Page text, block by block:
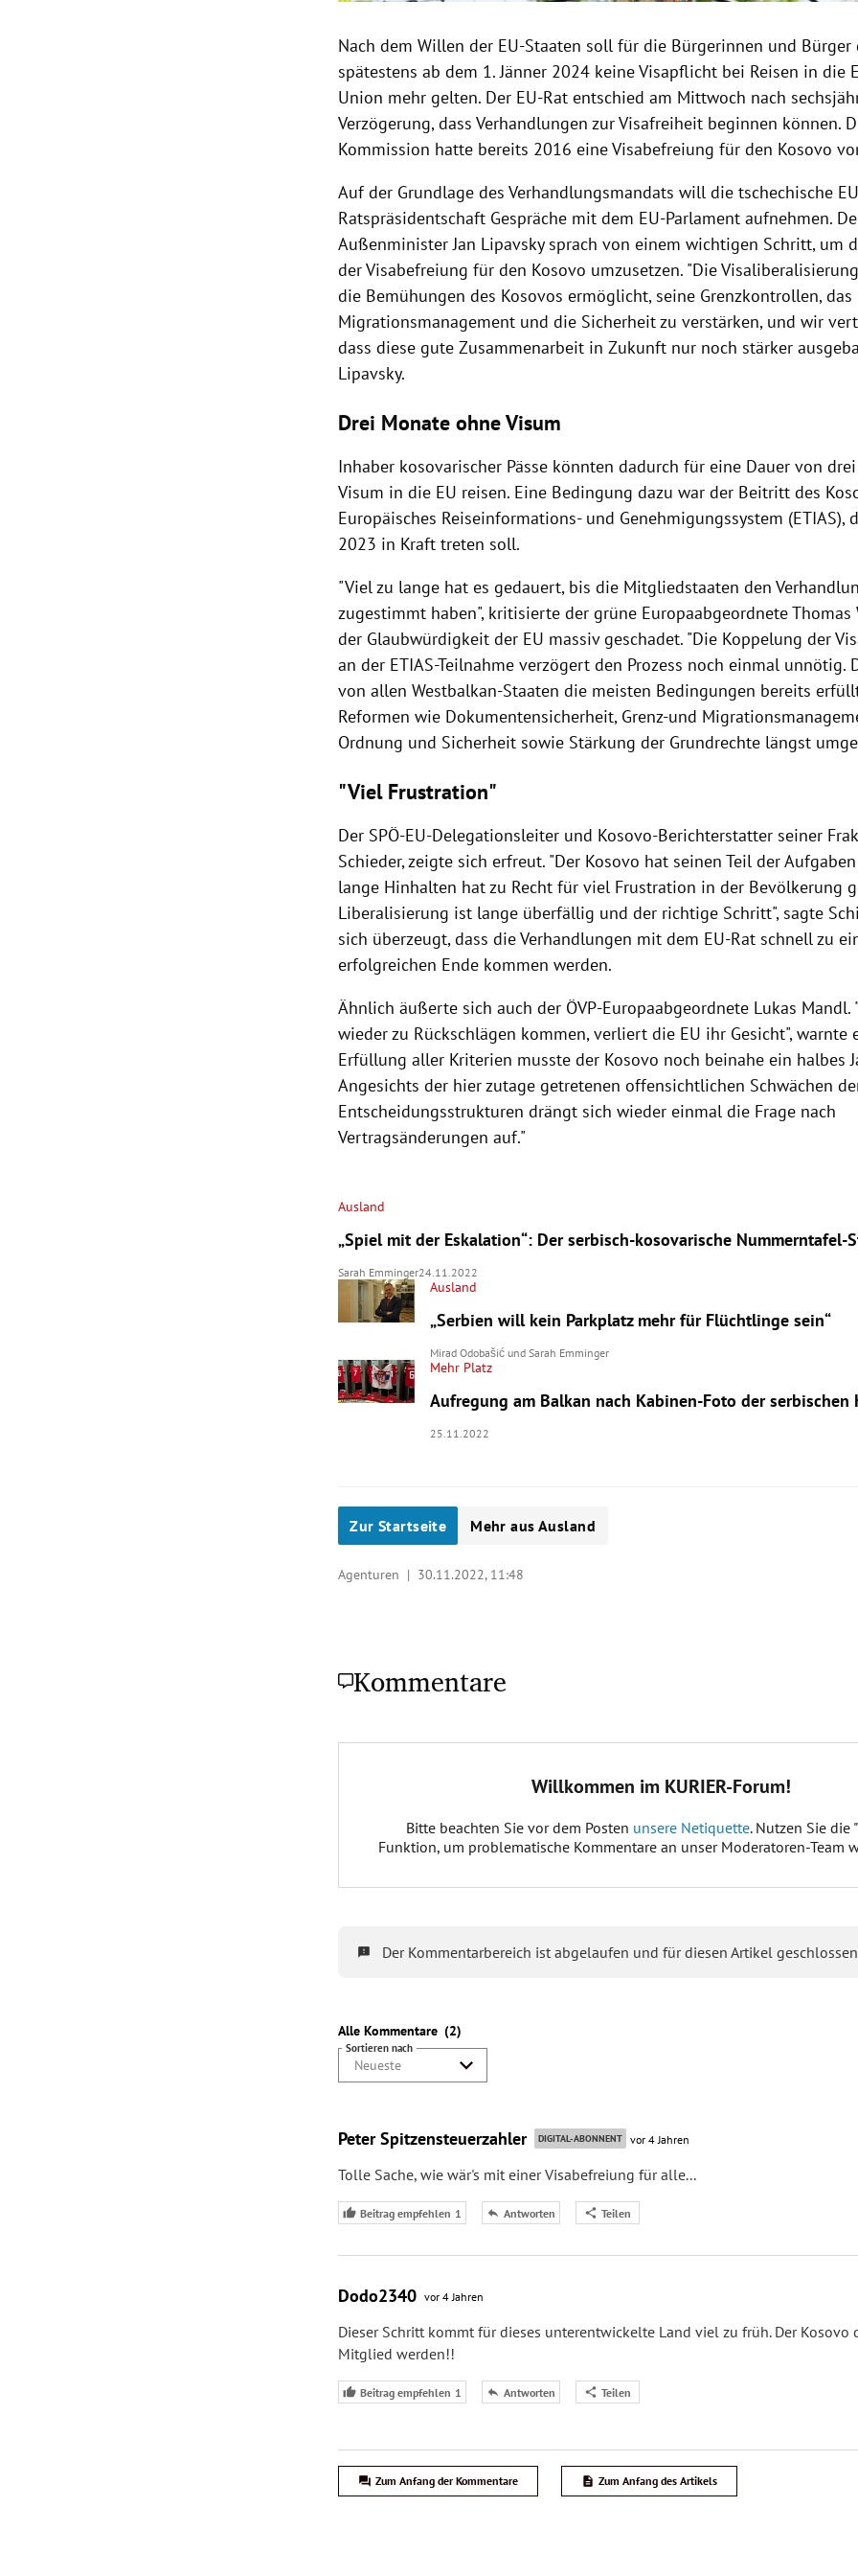
Nach dem Willen der EU-Staaten soll für die Bürgerinnen und Bürger
spätestens ab dem 1. Jänner 2024 keine Visapflicht bei Reisen in die
Union mehr gelten. Der EU-Rat entschied am Mittwoch nach
Verzögerung, dass Verhandlungen zur Visafreiheit beginnen können.
Kommission hatte bereits 2016 eine Visabefreiung für den Kosovo
Auf der Grundlage des Verhandlungsmandats will die tschechische
Ratspräsidentschaft Gespräche mit dem EU-Parlament aufnehmen.
Außenminister Jan Lipavsky sprach von einem wichtigen Schritt, um
der Visabefreiung für den Kosovo umzusetzen. "Die
die Bemühungen des Kosovos ermöglicht, seine Grenzkontrollen, das
Migrationsmanagement und die Sicherheit zu verstärken, und wir
dass diese gute Zusammenarbeit in Zukunft nur noch stärker
Lipavsky.
Drei Monate ohne Visum
Inhaber kosovarischer Pässe könnten dadurch für eine Dauer von
Visum in die EU reisen. Eine Bedingung dazu war der Beitritt des
Europäisches Reiseinformations- und Genehmigungssystem (ETIAS),
2023 in Kraft treten soll.
"Viel zu lange hat es gedauert, bis die Mitgliedstaaten den
zugestimmt haben", kritisierte der grüne Europaabgeordnete Thomas
der Glaubwürdigkeit der EU massiv geschadet. "Die Koppelung der
an der ETIAS-Teilnahme verzögert den Prozess noch einmal unnötig.
von allen Westbalkan-Staaten die meisten Bedingungen bereits
Reformen wie Dokumentensicherheit, Grenz-und
Ordnung und Sicherheit sowie Stärkung der Grundrechte längst
"Viel Frustration"
Der SPÖ-EU-Delegationsleiter und Kosovo-Berichterstatter seiner
Schieder, zeigte sich erfreut. "Der Kosovo hat seinen Teil der
lange Hinhalten hat zu Recht für viel Frustration in der Bevölkerung
Liberalisierung ist lange überfällig und der richtige Schritt", sagte
sich überzeugt, dass die Verhandlungen mit dem EU-Rat schnell zu
erfolgreichen Ende kommen werden.
Ähnlich äußerte sich auch der ÖVP-Europaabgeordnete Lukas Mandl.
wieder zu Rückschlägen kommen, verliert die EU ihr Gesicht", warnte
Erfüllung aller Kriterien musste der Kosovo noch beinahe ein halbes
Angesichts der hier zutage getretenen offensichtlichen Schwächen
Entscheidungsstrukturen drängt sich wieder einmal die Frage nach
Vertragsänderungen auf."
Ausland
„Spiel mit der Eskalation“: Der serbisch-kosovarische Nummerntafel-
Sarah Emminger24.11.2022
Ausland
„Serbien will kein Parkplatz mehr für Flüchtlinge sein“
Mirad Odobašić und Sarah Emminger
Mehr Platz
Aufregung am Balkan nach Kabinen-Foto der serbischen
25.11.2022
Zur Startseite Mehr aus Ausland
Agenturen | 30.11.2022, 11:48
Kommentare